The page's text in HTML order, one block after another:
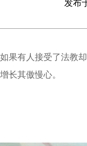
发布
如果有人接受了法教
增长其傲慢心。